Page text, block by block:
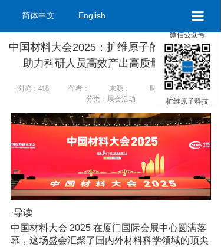
简体中文 English
扩
产
关
资
联
中国材料大会2025：扩维原子的纳米设备，
助力科研人员高效产出高质量paper！
浏览：418 作者： 来源：
时间：2025-07-09
分类：展会活动
·导读
中国材料大会 2025 在厦门国际会展中心圆满落
幕，这场盛会汇聚了国内外材料科学领域的顶尖
微信公众号
扩维原子科技